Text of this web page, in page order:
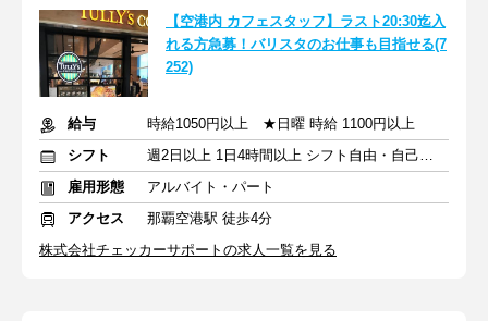
【空港内 カフェスタッフ】ラスト20:30迄入
れる方急募！バリスタのお仕事も目指せる(7
252)
給与
時給1050円以上 ★日曜 時給 1100円以上
シフト
週2日以上 1日4時間以上 シフト自由・自己申告
雇用形態
アルバイト・パート
アクセス
那覇空港駅 徒歩4分
株式会社チェッカーサポートの求人一覧を見る